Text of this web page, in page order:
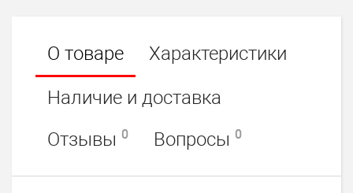
О товаре
Характеристики
Наличие и доставка
Отзывы 0 Вопросы 0